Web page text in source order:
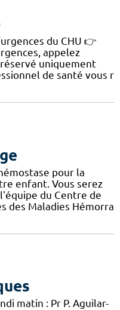
du CHU 👉
appelez
réservé uniquement
de santé vous r
pour la
enfant. Vous serez
du Centre de
des Maladies Hémorra
matin : Pr P. Aguilar-